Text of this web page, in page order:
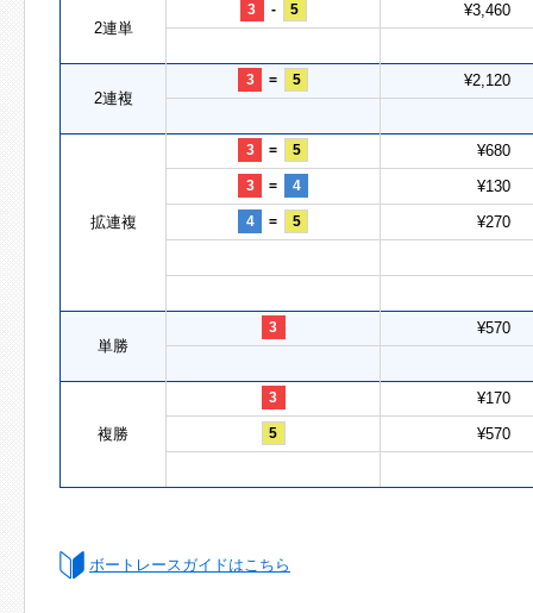
2連単
3 - 5 ¥3,460
2連複
3 = 5 ¥2,120
拡連複
3 = 5 ¥680
3 = 4 ¥130
4 = 5 ¥270
単勝
3 ¥570
複勝
3 ¥170
5 ¥570
ボートレースガイドはこちら